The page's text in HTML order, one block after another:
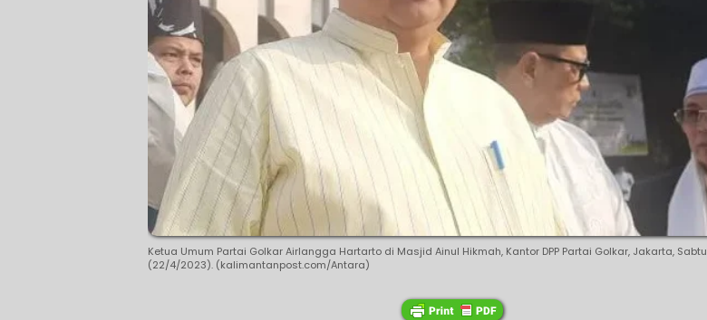
Ketua Umum Partai Golkar Airlangga Hartarto di Masjid Ainul Hikmah, Kantor DPP Partai Golkar, Jakarta, Sabtu
(22/4/2023). (kalimantanpost.com/Antara)